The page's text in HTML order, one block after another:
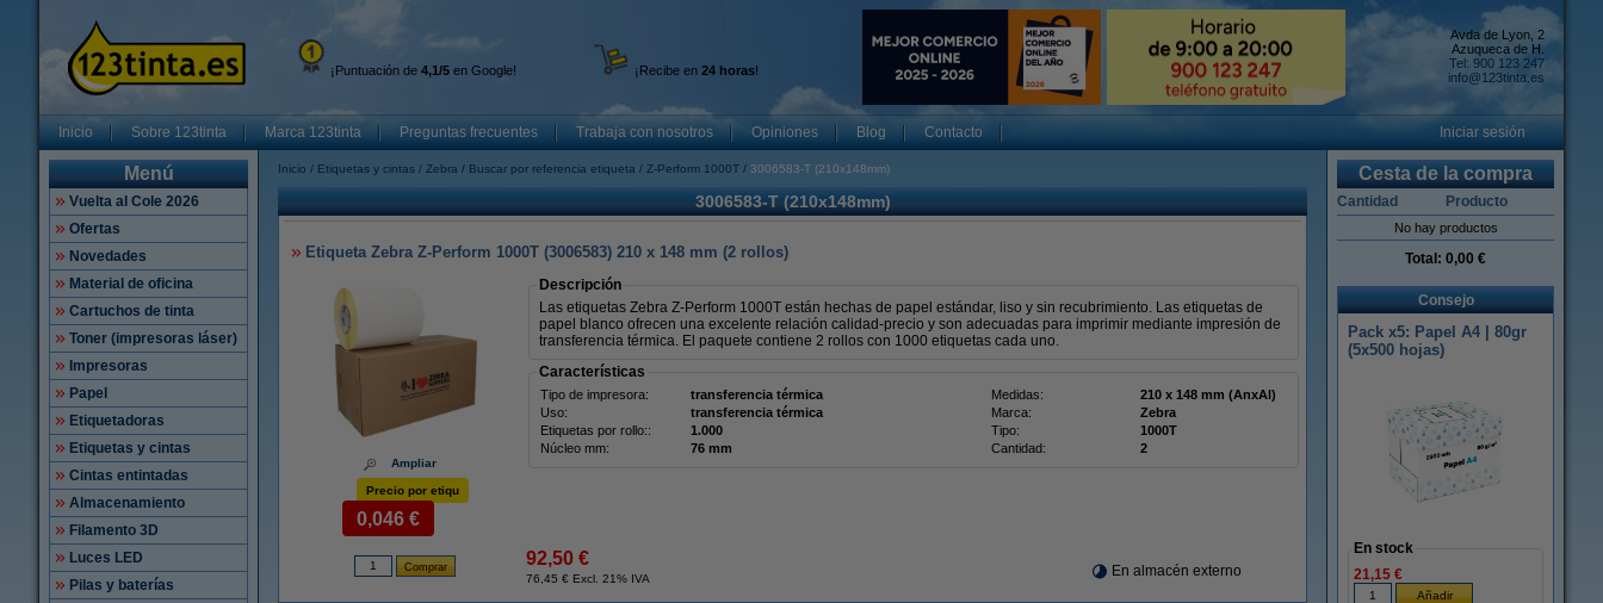
¡Puntuación de 4,1/5 en Google! ¡Recibe en 24 horas!
Avda de Lyon, 2
Azuqueca de H.
Tel: 900 123 247
info@123tinta.es
Inicio Sobre 123tinta Marca 123tinta Preguntas frecuentes Trabaja con nosotros Opiniones Blog Contacto Iniciar sesión
Menú
Vuelta al Cole 2026
Ofertas
Novedades
Material de oficina
Cartuchos de tinta
Toner (impresoras láser)
Impresoras
Papel
Etiquetadoras
Etiquetas y cintas
Cintas entintadas
Almacenamiento
Filamento 3D
Luces LED
Pilas y baterías
Inicio Etiquetas y cintas Zebra Buscar por referencia etiqueta Z-Perform 1000T 3006583-T (210x148mm)
3006583-T (210x148mm)
Etiqueta Zebra Z-Perform 1000T (3006583) 210 x 148 mm (2 rollos)
Ampliar
Descripción
Las etiquetas Zebra Z-Perform 1000T están hechas de papel estándar, liso y sin recubrimiento. Las etiquetas de
papel blanco ofrecen una excelente relación calidad-precio y son adecuadas para imprimir mediante impresión de
transferencia térmica. El paquete contiene 2 rollos con 1000 etiquetas cada uno.
Características
Tipo de impresora: transferencia térmica Medidas:
210 x 148 mm (AnxAl)
Uso:
transferencia térmica Marca:
Zebra
Etiquetas por rollo::
1.000 Tipo:
1000T
Núcleo mm:
76 mm Cantidad: 2
Precio por etiqu
0,046 €
92,50 €
76,45 € Excl. 21% IVA En almacén externo
Cesta de la compra
Cantidad Producto
No hay productos
Total: 0,00 €
Consejo
Pack x5: Papel A4 | 80gr
(5x500 hojas)
En stock
21,15 €